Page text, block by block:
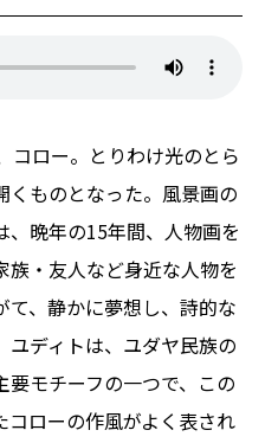
コロー。とりわけ光のとら
くものとなった。風景画の
晩年の15年間、人物画を
・友人など身近な人物を
て、静かに夢想し、詩的な
ディトは、ユダヤ民族の
モチーフの一つで、この
コローの作風がよく表され